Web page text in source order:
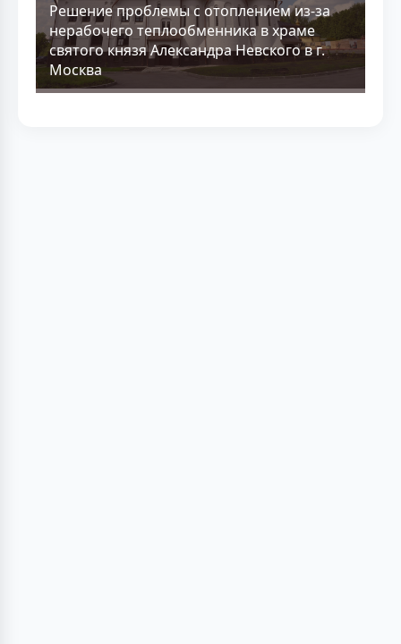
Решение проблемы с отоплением из-за
нерабочего теплообменника в храме
святого князя Александра Невского в г.
Москва